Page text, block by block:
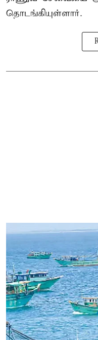
தொடங்கியுள்ளார்.